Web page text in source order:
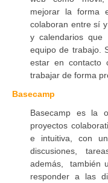
mejorar la forma
colaboran entre sí
y calendarios
equipo de trabajo.
estar en contacto
trabajar de forma
Basecamp
Basecamp es la
proyectos
e intuitiva, con
discusiones,
además, también
responder a las